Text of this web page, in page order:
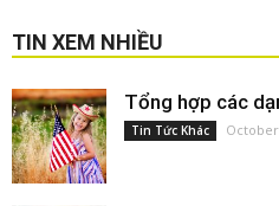
TIN XEM NHIỀU
Tổng hợp các
Tin Tức Khác October